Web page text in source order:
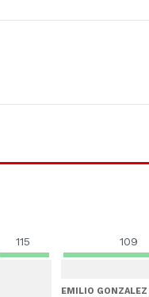
115 109
EMILIO GONZALEZ